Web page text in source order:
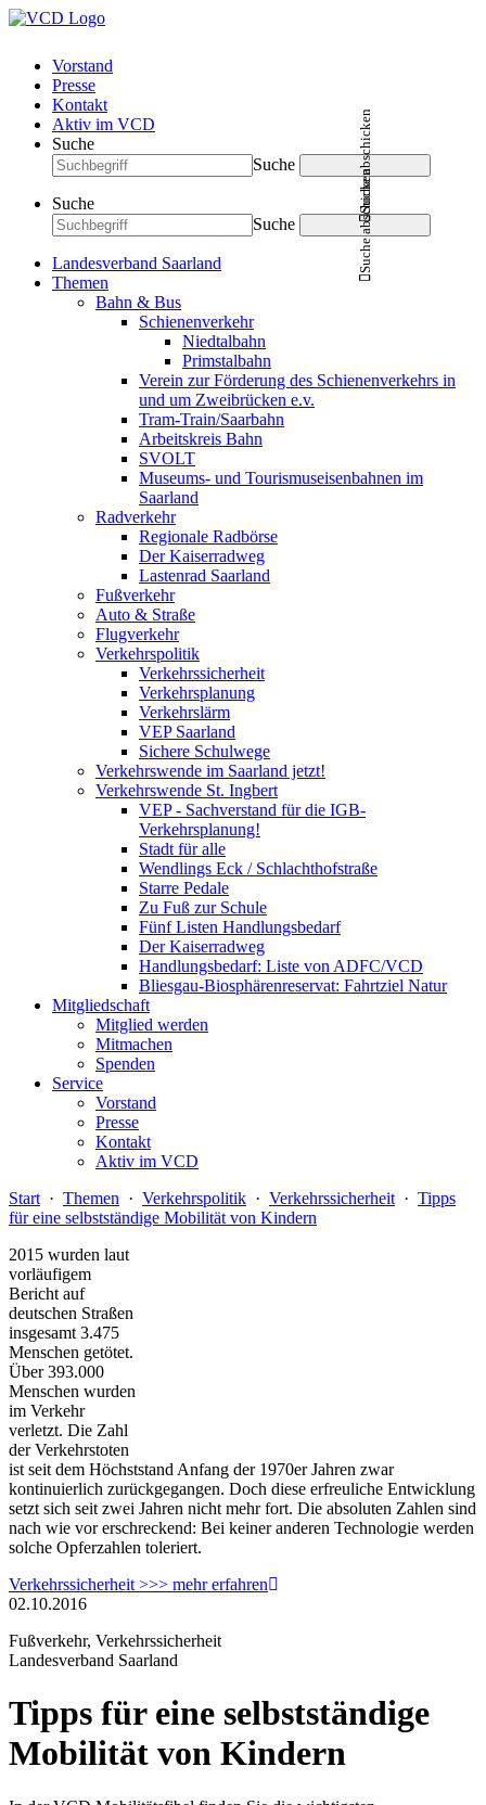
Vorstand
Presse
Kontakt
Aktiv im VCD
Suche
Suche
Suche abschicken
Suche
Suche
Suche abschicken
Landesverband Saarland
Themen
Bahn & Bus
Schienenverkehr
Niedtalbahn
Primstalbahn
Verein zur Förderung des Schienenverkehrs in
und um Zweibrücken e.v.
Tram-Train/Saarbahn
Arbeitskreis Bahn
SVOLT
Museums- und Tourismuseisenbahnen im
Saarland
Radverkehr
Regionale Radbörse
Der Kaiserradweg
Lastenrad Saarland
Fußverkehr
Auto & Straße
Flugverkehr
Verkehrspolitik
Verkehrssicherheit
Verkehrsplanung
Verkehrslärm
VEP Saarland
Sichere Schulwege
Verkehrswende im Saarland jetzt!
Verkehrswende St. Ingbert
VEP - Sachverstand für die IGB-
Verkehrsplanung!
Stadt für alle
Wendlings Eck / Schlachthofstraße
Starre Pedale
Zu Fuß zur Schule
Fünf Listen Handlungsbedarf
Der Kaiserradweg
Handlungsbedarf: Liste von ADFC/VCD
Bliesgau-Biosphärenreservat: Fahrtziel Natur
Mitgliedschaft
Mitglied werden
Mitmachen
Spenden
Service
Vorstand
Presse
Kontakt
Aktiv im VCD
Start · Themen · Verkehrspolitik · Verkehrssicherheit · Tipps
für eine selbstständige Mobilität von Kindern
2015 wurden laut
vorläufigem
Bericht auf
deutschen Straßen
insgesamt 3.475
Menschen getötet.
Über 393.000
Menschen wurden
im Verkehr
verletzt. Die Zahl
der Verkehrstoten
ist seit dem Höchststand Anfang der 1970er Jahren zwar
kontinuierlich zurückgegangen. Doch diese erfreuliche Entwicklung
setzt sich seit zwei Jahren nicht mehr fort. Die absoluten Zahlen sind
nach wie vor erschreckend: Bei keiner anderen Technologie werden
solche Opferzahlen toleriert.
Verkehrssicherheit >>> mehr erfahren
02.10.2016
Fußverkehr, Verkehrssicherheit
Landesverband Saarland
Tipps für eine selbstständige
Mobilität von Kindern